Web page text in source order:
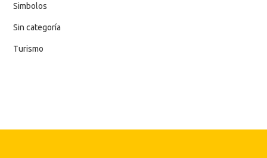
Simbolos
Sin categoría
Turismo